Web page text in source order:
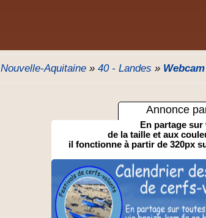
Nouvelle-Aquitaine » 40 - Landes »
Annonce
En partage sur
de la taille et aux
il fonctionne à partir de 320px